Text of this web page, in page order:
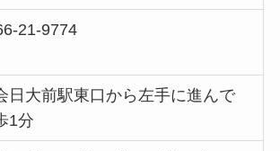
21-9774
日大前駅東口から左手に進んで
1分